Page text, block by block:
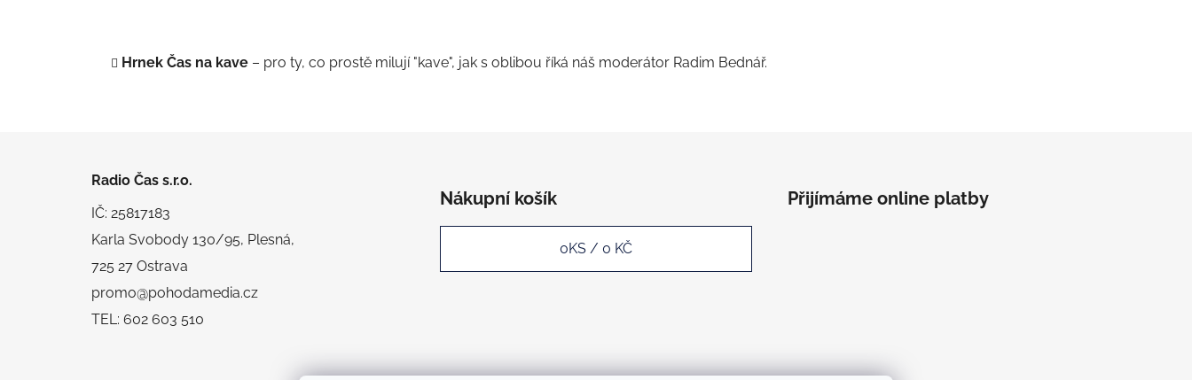
Hrnek Čas na kave – pro ty, co prostě milují "kave", jak s oblibou říká náš moderátor Radim Bednář.
Radio Čas s.r.o.
IČ: 25817183
Karla Svobody 130/95, Plesná,
725 27 Ostrava
promo@pohodamedia.cz
TEL: 602 603 510
Nákupní košík
0KS / 0 KČ
Přijímáme online platby